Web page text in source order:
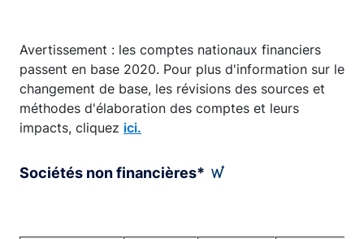
Avertissement : les comptes nationaux financiers
passent en base 2020. Pour plus d'information sur le
changement de base, les révisions des sources et
méthodes d'élaboration des comptes et leurs
impacts, cliquez ici.
Sociétés non financières*